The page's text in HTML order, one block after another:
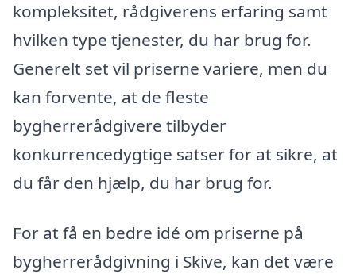
kompleksitet, rådgiverens erfaring samt
hvilken type tjenester, du har brug for.
Generelt set vil priserne variere, men du
kan forvente, at de fleste
bygherrerådgivere tilbyder
konkurrencedygtige satser for at sikre, at
du får den hjælp, du har brug for.
For at få en bedre idé om priserne på
bygherrerådgivning i Skive, kan det være